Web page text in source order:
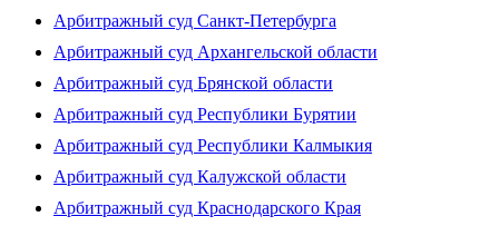
Арбитражный суд Санкт-Петербурга
Арбитражный суд Архангельской области
Арбитражный суд Брянской области
Арбитражный суд Республики Бурятии
Арбитражный суд Республики Калмыкия
Арбитражный суд Калужской области
Арбитражный суд Краснодарского Края